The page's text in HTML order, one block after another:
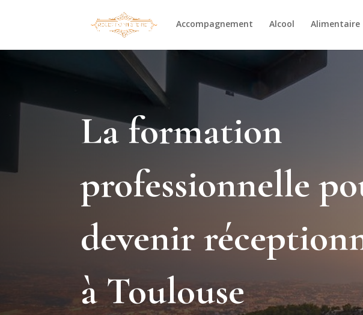
Accompagnement Alcool Alimentaire
La formation
professionnelle
devenir
à Toulouse